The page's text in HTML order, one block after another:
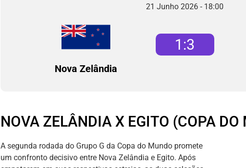
21 Junho 2026 - 18:00
Nova Zelândia
1 :3
NOVA ZELÂNDIA X EGITO (COPA
A segunda rodada do Grupo G da Copa do Mundo promete
um confronto decisivo entre Nova Zelândia e Egito. Após